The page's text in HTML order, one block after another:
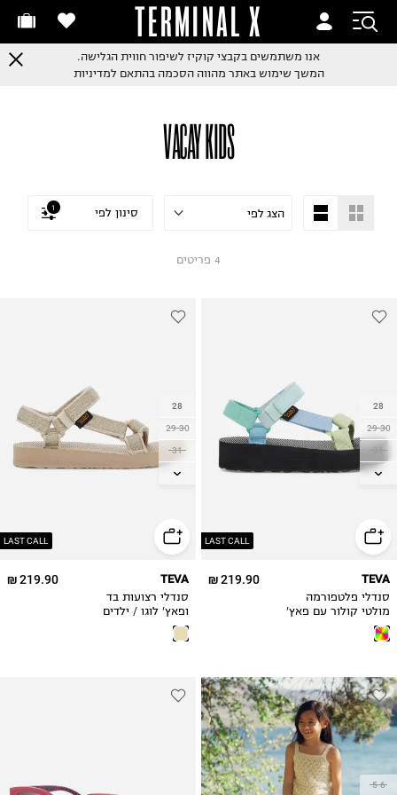
TERMINAL X
אנו משתמשים בקבצי קוקיז לשיפור חווית הגלישה.
המשך שימוש באתר מהווה הסכמה בהתאם למדיניות
VACAY KIDS
סינון לפי 1
4 פריטים
LAST CALL
28
29-30
31
32
219.90 ₪ TEVA
סנדלי פלטפורמה
מולטי קולור עם פאץ'
לוגו / ילדים
LAST CALL
28
29-30
31
32
219.90 ₪ TEVA
סנדלי רצועות בד
ופאץ' לוגו / ילדים
5-6